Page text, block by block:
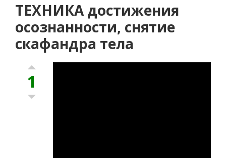
ТЕХНИКА достижения
осознанности, снятие
скафандра тела
1